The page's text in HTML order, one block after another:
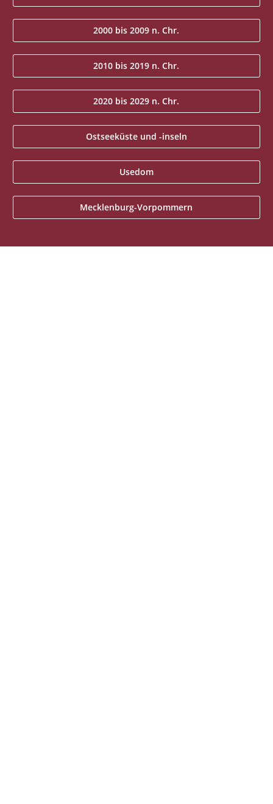
2000 bis 2009 n. Chr.
2010 bis 2019 n. Chr.
2020 bis 2029 n. Chr.
Ostseeküste und -inseln
Usedom
Mecklenburg-Vorpommern